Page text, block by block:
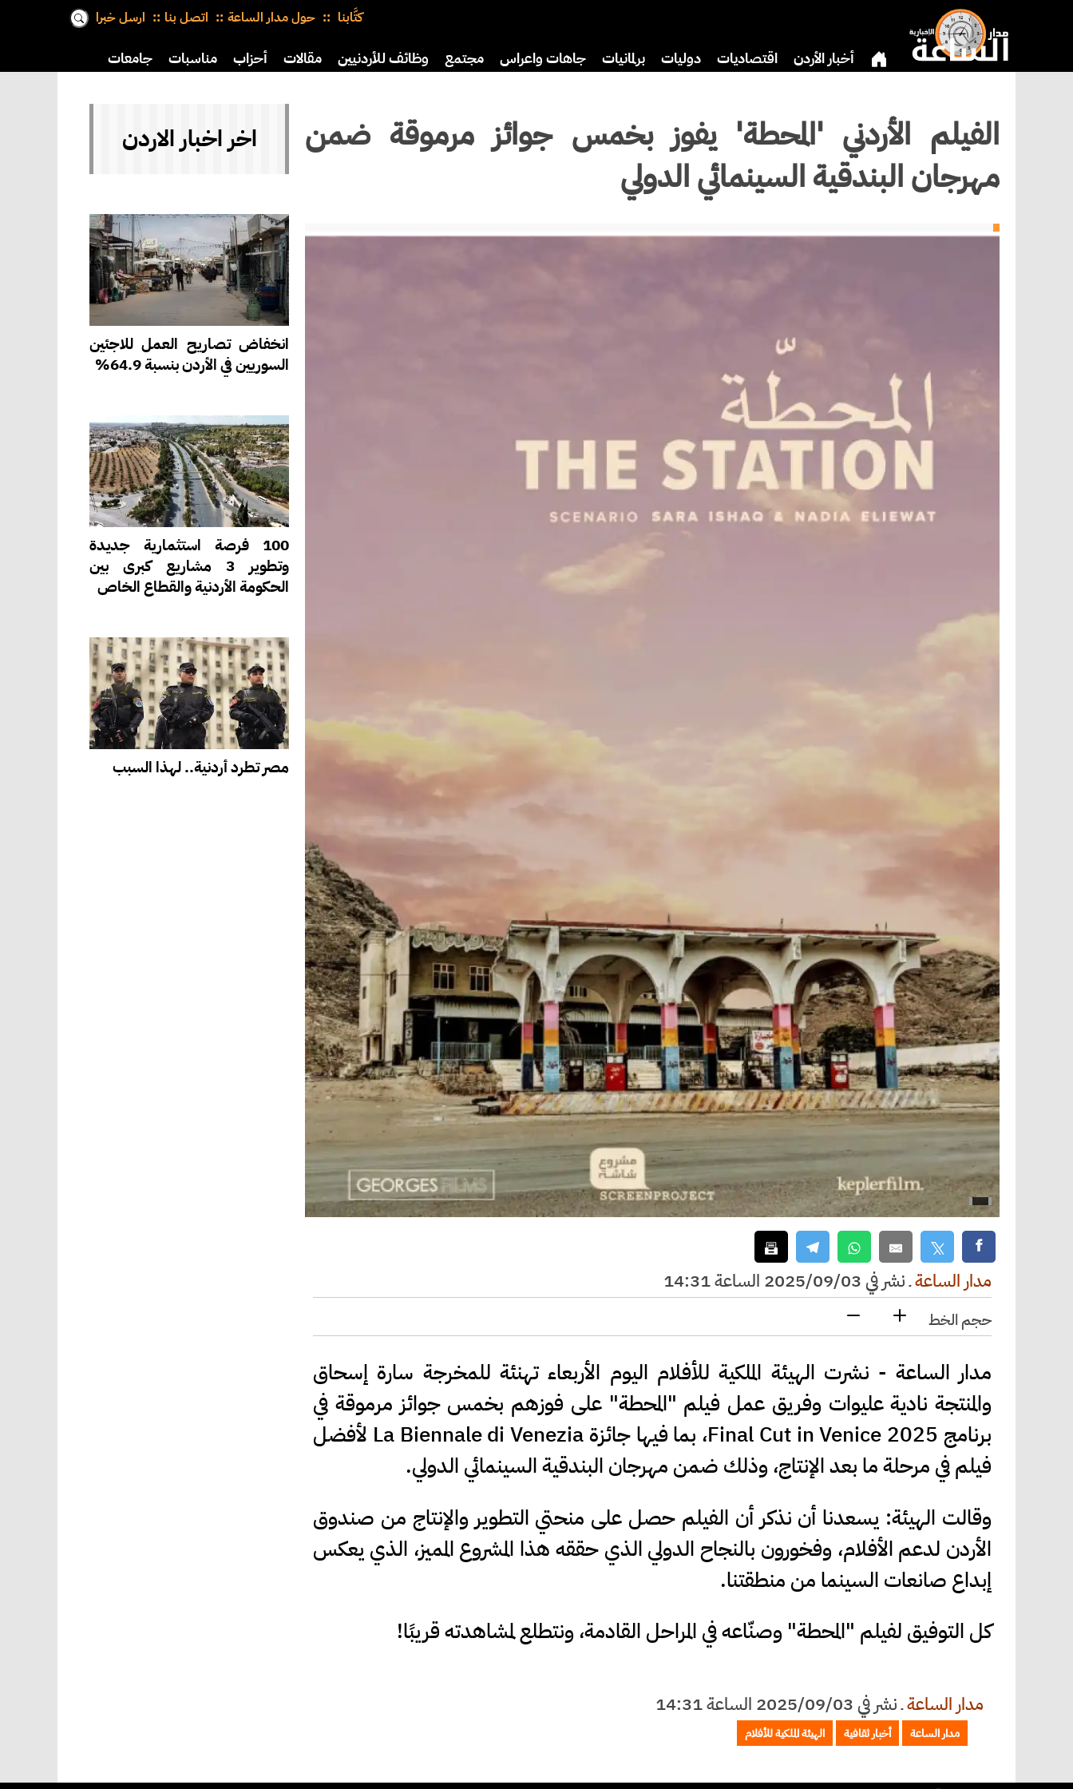
كتَّابنا حول مدار الساعة اتصل بنا ارسل خبرا
أخبار الأردن اقتصاديات دوليات برلمانيات جاهات واعراس مجتمع وظائف للأردنيين مقالات أحزاب مناسبات جامعات
الفيلم الأردني 'المحطة' يفوز بخمس جوائز مرموقة ضمن
مهرجان البندقية السينمائي الدولي
مدار الساعةـنشر في 2025/09/03 الساعة 14:31
حجم الخط
مدار الساعة - نشرت الهيئة الملكية للأفلام اليوم الأربعاء تهنئة للمخرجة سارة إسحاق
والمنتجة نادية عليوات وفريق عمل فيلم "المحطة" على فوزهم بخمس جوائز مرموقة في
برنامج Final Cut in Venice 2025، بما فيها جائزة La Biennale di Venezia لأفضل
فيلم في مرحلة ما بعد الإنتاج، وذلك ضمن مهرجان البندقية السينمائي الدولي.
وقالت الهيئة: يسعدنا أن نذكر أن الفيلم حصل على منحتي التطوير والإنتاج من صندوق
الأردن لدعم الأفلام، وفخورون بالنجاح الدولي الذي حققه هذا المشروع المميز، الذي يعكس
إبداع صانعات السينما من منطقتنا.
كل التوفيق لفيلم "المحطة" وصنّاعه في المراحل القادمة، ونتطلع لمشاهدته قريبًا!
مدار الساعةـنشر في 2025/09/03 الساعة 14:31
مدار الساعة أخبار ثقافية الهيئة الملكية للأفلام
اخر اخبار الاردن
انخفاض تصاريح العمل للاجئين
السوريين في الأردن بنسبة 64.9%
100 فرصة استثمارية جديدة
وتطوير 3 مشاريع كبرى بين
الحكومة الأردنية والقطاع الخاص
مصر تطرد أردنية.. لهذا السبب